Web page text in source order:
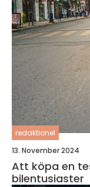
redaktionel
13. November 2024
Att köpa en
bilentusiaster